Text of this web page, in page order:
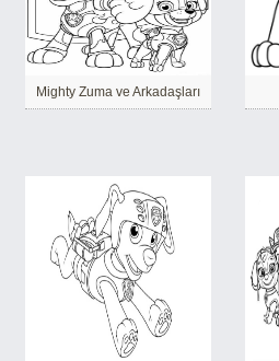
Mighty Zuma ve Arkadaşları